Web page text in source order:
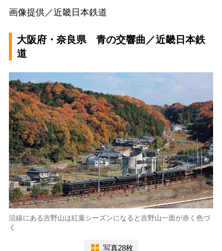
画像提供／近畿日本鉄道
大阪府・奈良県 青の交響曲／近畿日本鉄
道
沿線にある吉野山は紅葉シーズンになると吉野山一面が赤く色づ
く
写真28枚